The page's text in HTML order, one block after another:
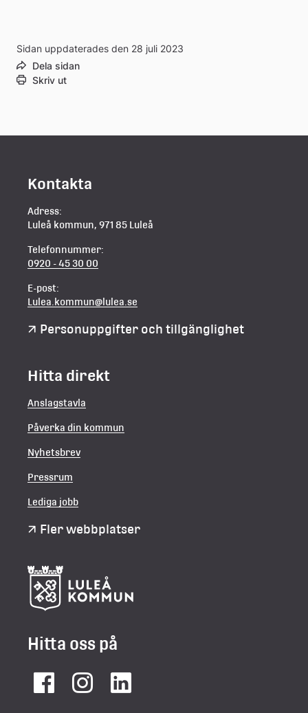
Sidan uppdaterades den 28 juli 2023
Dela sidan
Skriv ut
Kontakta
Adress:
Luleå kommun, 971 85 Luleå
Telefonnummer:
0920 - 45 30 00
E-post:
Lulea.kommun@lulea.se
Personuppgifter och tillgänglighet
Hitta direkt
Anslagstavla
Påverka din kommun
Nyhetsbrev
Pressrum
Lediga jobb
Fler webbplatser
Hitta oss på
FacebookInstagramLinkedIn